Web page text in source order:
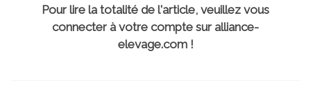
Pour lire la totalité de l'article, veuillez vous
connecter à votre compte sur alliance-
elevage.com !